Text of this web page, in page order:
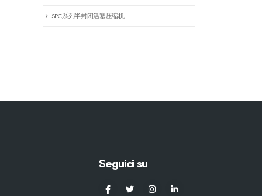
SPC系列半封闭活塞压缩机
Seguici su